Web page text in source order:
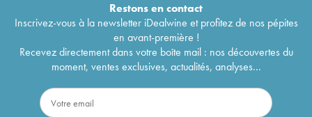
Restons encontact
Inscrivez-vous à la newsletter iDealwine et profitez de nos pépites
en avant-première !
Recevez directement dans votre boîte mail : nos découvertes du
moment, ventes exclusives, actualités, analyses...